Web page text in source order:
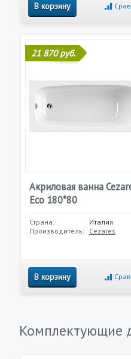
В корзину
21 870 руб.
Акриловая ванна
Eco 180*80
Страна:
Италия
Производитель: Cezares
В корзину
Комплектующие